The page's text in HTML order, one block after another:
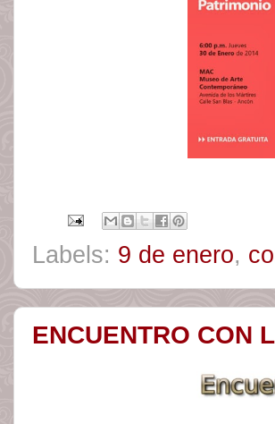
Labels: 9 de enero,
ENCUENTRO CON